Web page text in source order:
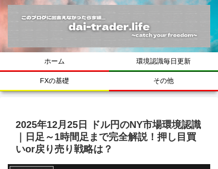
ホーム 環境認識毎日更新
FXの基礎 その他
2025年12月25日 ドル円のNY市場環境認識
｜日足～1時間足まで完全解説！押し目買
いor戻り売り戦略は？